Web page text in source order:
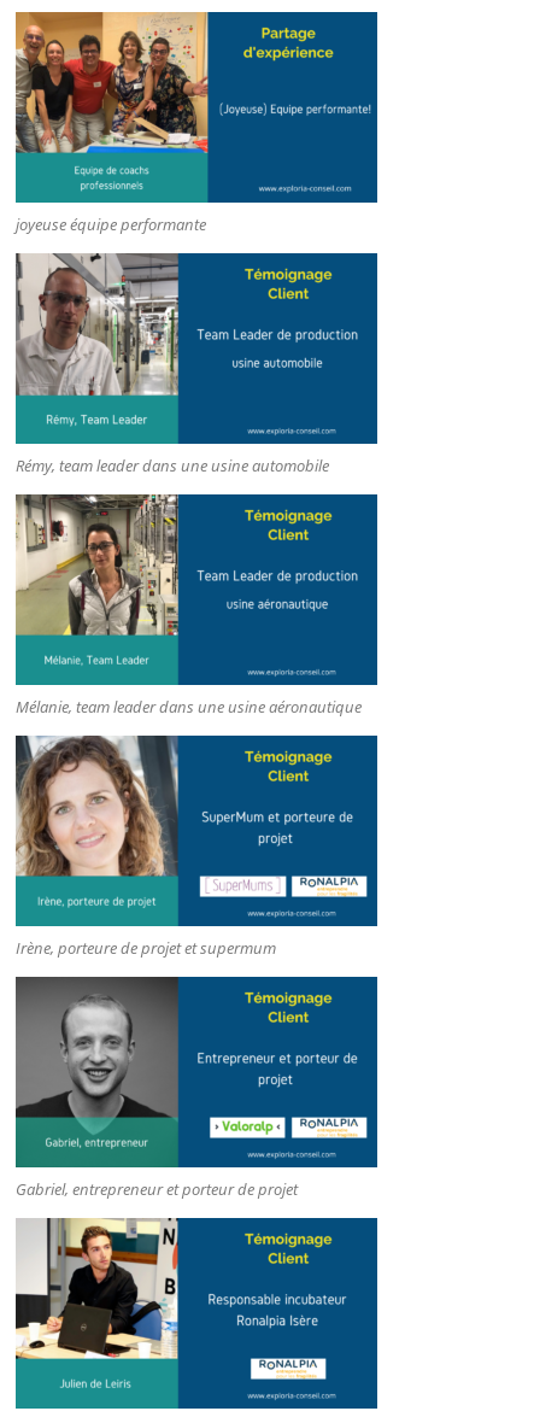
joyeuse équipe performante
Rémy, team leader dans une usine automobile
Mélanie, team leader dans une usine aéronautique
Irène, porteure de projet et supermum
Gabriel, entrepreneur et porteur de projet